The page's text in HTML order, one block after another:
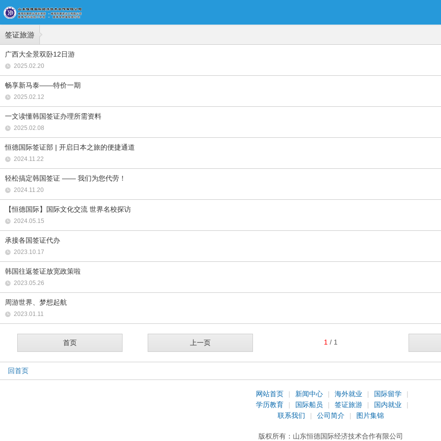
签证旅游
广西大全景双卧12日游
2025.02.20
畅享新马泰——特价一期
2025.02.12
一文读懂韩国签证办理所需资料
2025.02.08
恒德国际签证部 | 开启日本之旅的便捷通道
2024.11.22
轻松搞定韩国签证 —— 我们为您代劳！
2024.11.20
【恒德国际】国际文化交流 世界名校探访
2024.05.15
承接各国签证代办
2023.10.17
韩国往返签证放宽政策啦
2023.05.26
周游世界、梦想起航
2023.01.11
首页 上一页 1 / 1
回首页
网站首页 | 新闻中心 | 海外就业 | 国际留学
|
学历教育
| 国际船员 | 签证旅游 | 国内就业
|
联系我们
| 公司简介 | 图片集锦
版权所有： 山东恒德国际经济技术合作有限公司